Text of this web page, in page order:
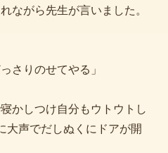
ながら先生が言いました。
さりのせてやる」
かしつけ自分もウトウトし
大声でだしぬくにドアが開